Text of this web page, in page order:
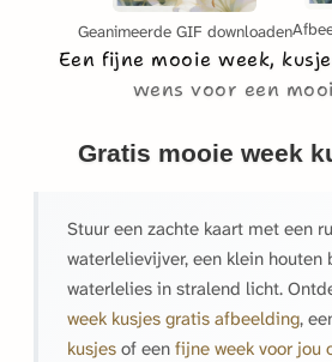
Geanimeerde GIF downloaden
Een fijne mooie week,
wens voor een
Gratis mooie week
Stuur een zachte kaart met een
waterlelievijver, een klein houten
waterlelies in stralend licht.
week kusjes gratis afbeelding,
kusjes of een fijne week voor jou